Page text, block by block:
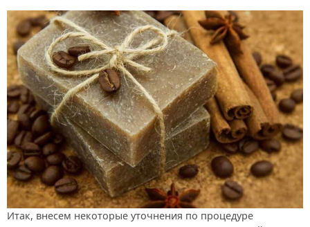
Итак, внесем некоторые уточнения по процедуре